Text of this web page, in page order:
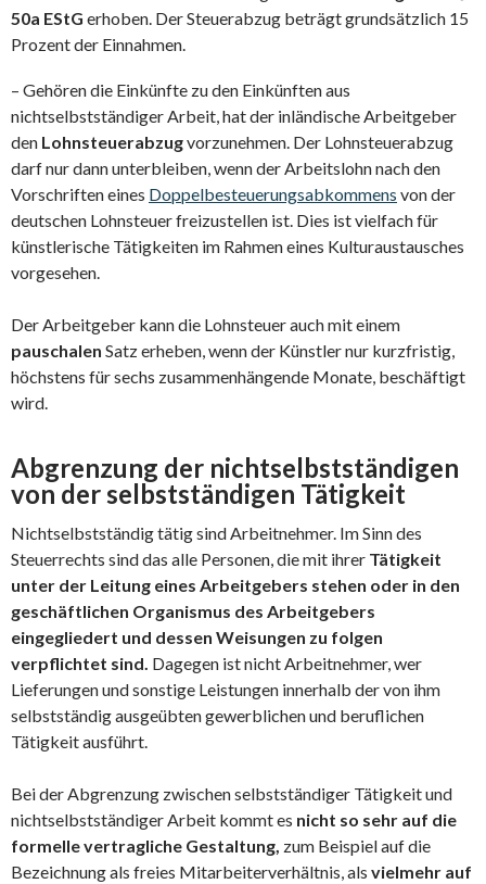
50a EStG erhoben. Der Steuerabzug beträgt grundsätzlich 15
Prozent der Einnahmen.
– Gehören die Einkünfte zu den Einkünften aus
nichtselbstständiger Arbeit, hat der inländische Arbeitgeber
den Lohnsteuerabzugvorzunehmen. Der Lohnsteuerabzug
darf nur dann unterbleiben, wenn der Arbeitslohn nach den
Vorschriften eines Doppelbesteuerungsabkommens von der
deutschen Lohnsteuer freizustellen ist. Dies ist vielfach für
künstlerische Tätigkeiten im Rahmen eines Kulturaustausches
vorgesehen.
Der Arbeitgeber kann die Lohnsteuer auch mit einem
pauschalen Satz erheben, wenn der Künstler nur kurzfristig,
höchstens für sechs zusammenhängende Monate, beschäftigt
wird.
Abgrenzung der nichtselbstständigen
von der selbstständigen Tätigkeit
Nichtselbstständig tätig sind Arbeitnehmer. Im Sinn des
Steuerrechts sind das alle Personen, die mit ihrer Tätigkeit
unter der Leitung eines Arbeitgebers stehen oder in den
geschäftlichen Organismus des Arbeitgebers
eingegliedert und dessen Weisungen zu folgen
verpflichtet sind. Dagegen ist nicht Arbeitnehmer, wer
Lieferungen und sonstige Leistungen innerhalb der von ihm
selbstständig ausgeübten gewerblichen und beruflichen
Tätigkeit ausführt.
Bei der Abgrenzung zwischen selbstständiger Tätigkeit und
nichtselbstständiger Arbeit kommt es nicht so sehr auf die
formelle vertragliche Gestaltung, zum Beispiel auf die
Bezeichnung als freies Mitarbeiterverhältnis, als vielmehr auf